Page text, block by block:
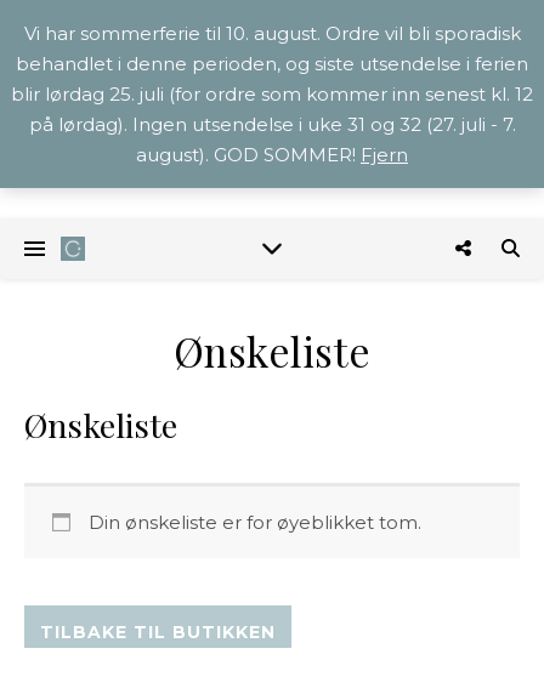
Ønskeliste
Ønskeliste
Din ønskeliste er for øyeblikket tom.
TILBAKE TIL BUTIKKEN
Vi har sommerferie til 10. august. Ordre vil bli sporadisk
behandlet i denne perioden, og siste utsendelse i ferien
blir lørdag 25. juli (for ordre som kommer inn senest kl. 12
på lørdag). Ingen utsendelse i uke 31 og 32 (27. juli - 7.
august). GOD SOMMER! Fjern